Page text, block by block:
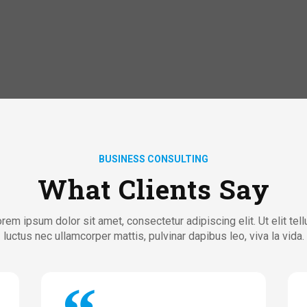
BUSINESS CONSULTING
What Clients Say
ipsum dolor sit amet, consectetur adipiscing elit. Ut elit
luctus nec ullamcorper mattis, pulvinar dapibus leo, viva la vida.